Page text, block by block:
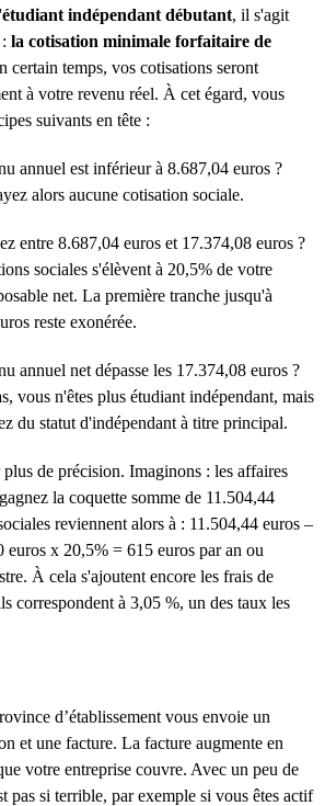
indépendant débutant, il s'agit
la cotisation minimale forfaitaire de
certain temps, vos cotisations seront
à votre revenu réel. À cet égard, vous
suivants en tête :
annuel est inférieur à 8.687,04 euros ?
alors aucune cotisation sociale.
entre 8.687,04 euros et 17.374,08 euros ?
sociales s'élèvent à 20,5% de votre
net. La première tranche jusqu'à
reste exonérée.
annuel net dépasse les 17.374,08 euros ?
vous n'êtes plus étudiant indépendant, mais
du statut d'indépendant à titre principal.
de précision. Imaginons : les affaires
la coquette somme de 11.504,44
reviennent alors à : 11.504,44 euros –
euros x 20,5% = 615 euros par an ou
À cela s'ajoutent encore les frais de
correspondent à 3,05 %, un des taux les
d’établissement vous envoie un
et une facture. La facture augmente en
votre entreprise couvre. Avec un peu de
pas si terrible, par exemple si vous êtes actif